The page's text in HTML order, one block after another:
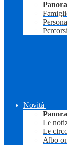
Novità
Le
Le
Albo